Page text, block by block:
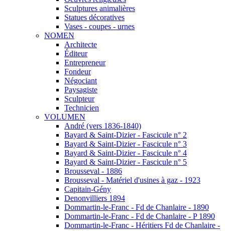
Sculptures animalières
Statues décoratives
Vases - coupes - urnes
NOMEN
Architecte
Éditeur
Entrepreneur
Fondeur
Négociant
Paysagiste
Sculpteur
Technicien
VOLUMEN
André (vers 1836-1840)
Bayard & Saint-Dizier - Fascicule n° 2
Bayard & Saint-Dizier - Fascicule n° 3
Bayard & Saint-Dizier - Fascicule n° 4
Bayard & Saint-Dizier - Fascicule n° 5
Brousseval - 1886
Brousseval - Matériel d'usines à gaz - 1923
Capitain-Gény
Denonvilliers 1894
Dommartin-le-Franc - Fd de Chanlaire - 1890
Dommartin-le-Franc - Fd de Chanlaire - P 1890
Dommartin-le-Franc - Héritiers Fd de Chanlaire -